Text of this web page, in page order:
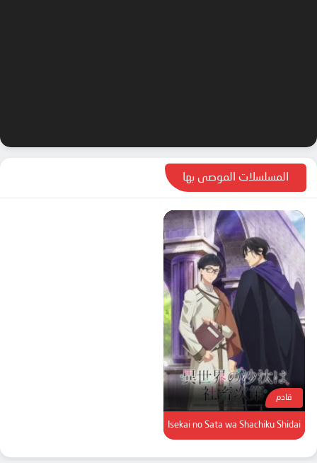
المسلسلات الموصى بها
قادم
Isekai no Sata wa Shachiku Shidai